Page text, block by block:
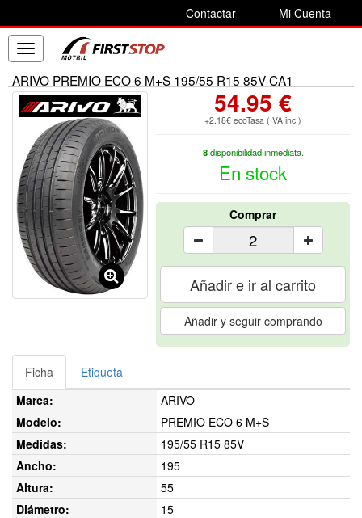
Contactar Mi Cuenta
Toggle
navigation
ARIVO PREMIO ECO 6 M+S 195/55 R15 85V CA1
54.95 €
+2.18€ ecoTasa (IVA inc.)
8disponibilidad inmediata.
En stock
Comprar
Añadir e ir al carrito
Añadir y seguir comprando
Ficha
Etiqueta
Marca:
ARIVO
Modelo:
PREMIO ECO 6 M+S
Medidas:
195/55 R15 85V
Ancho:
195
Altura:
55
Diámetro:
15